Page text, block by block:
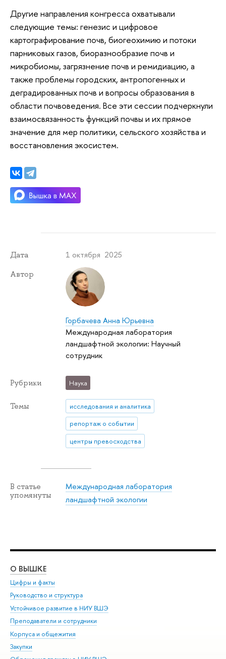
Другие направления конгресса охватывали
следующие темы: генезис и цифровое
картографирование почв, биогеохимию и потоки
парниковых газов, биоразнообразие почв и
микробиомы, загрязнение почв и ремидиацию, а
также проблемы городских, антропогенных и
деградированных почв и вопросы образования в
области почвоведения. Все эти сессии подчеркнули
взаимосвязанность функций почвы и их прямое
значение для мер политики, сельского хозяйства и
восстановления экосистем.
Дата 1 октября 2025
Автор
Горбачева Анна Юрьевна
Международная лаборатория
ландшафтной экологии: Научный
сотрудник
Рубрики Наука
Темы
исследования и аналитика
репортаж о событии
центры превосходства
В статье
упомянуты
Международная лаборатория
ландшафтной экологии
О ВЫШКЕ
Цифры и факты
Руководство и структура
Устойчивое развитие в НИУ ВШЭ
Преподаватели и сотрудники
Корпуса и общежития
Закупки